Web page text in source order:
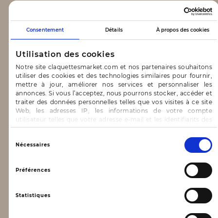
Consentement Détails À propos des cookies
Utilisation des cookies
Notre site claquettesmarket.com et nos partenaires souhaitons
utiliser des cookies et des technologies similaires pour fournir,
mettre à jour, améliorer nos services et personnaliser les
annonces. Si vous l’acceptez, nous pourrons stocker, accéder et
traiter des données personnelles telles que vos visites à ce site
Web, les adresses IP, les informations de votre compte
utilisateur telles que votre adresse e-mail et les identifiants des
cookies.
Vous avez le choix d’« Accepter » pour consentir à ces
utilisations, de « Refuser » pour vous y opposer ou
de sélectionner vos préférences concernant chaque catégorie
de cookie en cliquant sur « Valider la sélection » pour valider vos
options. Vous pouvez à tout moment modifier vos préférences
Nécessaires
Préférences
Statistiques
CLAQUETTES MARKET
Blog
CONTACT & AIDE
FAQ
Nous contacter
INFORMATIONS
Mentions légales
Données personnelles, vie privée